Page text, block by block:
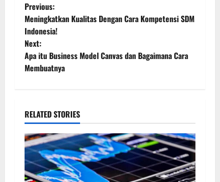
Previous:
Meningkatkan Kualitas Dengan Cara Kompetensi SDM
Indonesia!
Next:
Apa itu Business Model Canvas dan Bagaimana Cara
Membuatnya
RELATED STORIES